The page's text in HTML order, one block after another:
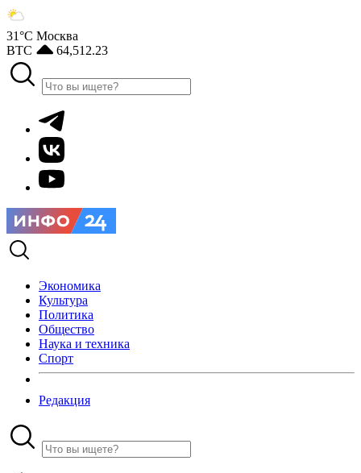
31°С Москва
BTC
64,512.23
Экономика
Культура
Политика
Общество
Наука и техника
Спорт
Редакция